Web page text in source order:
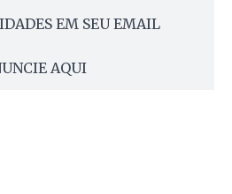
EM SEU EMAIL
AQUI